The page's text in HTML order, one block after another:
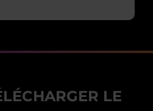
LE